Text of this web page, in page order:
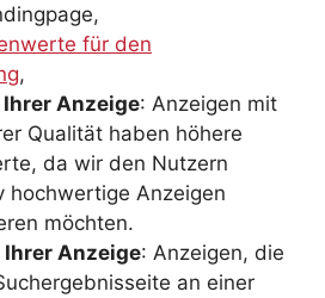
für den
,
Anzeige: Anzeigen mit
Qualität haben höhere
da wir den Nutzern
hochwertige Anzeigen
möchten.
Anzeige: Anzeigen, die
an einer